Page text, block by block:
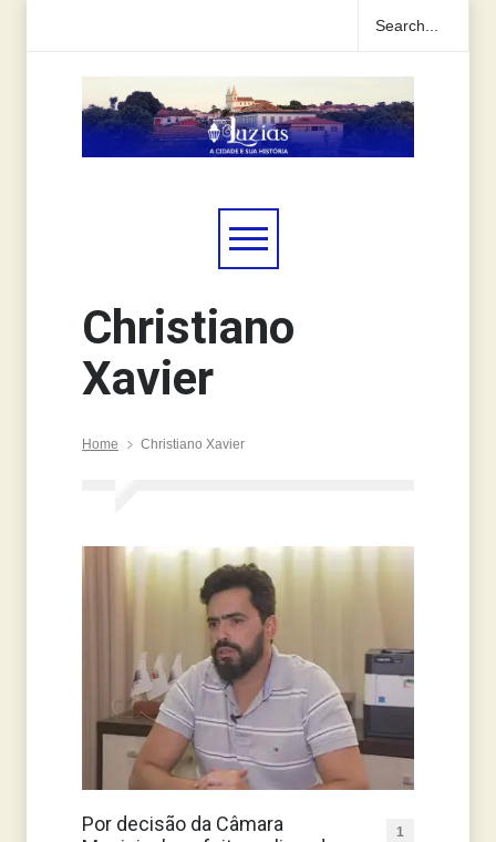
Christiano
Xavier
Home Christiano Xavier
Por decisão da Câmara
1